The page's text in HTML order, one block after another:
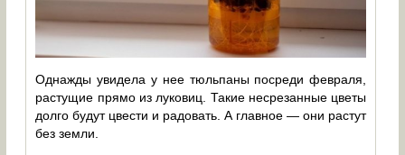
Однажды увидела у нее тюльпаны посреди февраля,
растущие прямо из луковиц. Такие несрезанные цветы
долго будут цвести и радовать. А главное — они растут
без земли.